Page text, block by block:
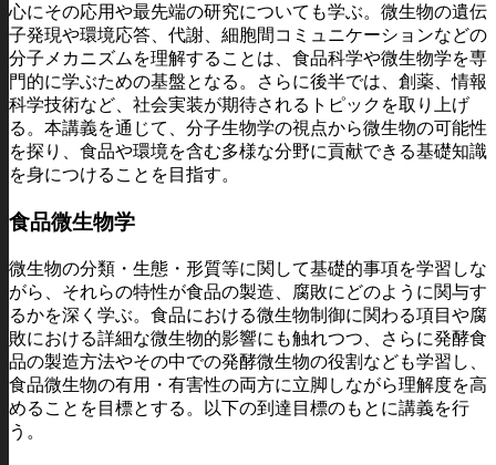
心にその応用や最先端の研究についても学ぶ。微生物の遺伝
子発現や環境応答、代謝、細胞間コミュニケーションなどの
分子メカニズムを理解することは、食品科学や微生物学を専
門的に学ぶための基盤となる。さらに後半では、創薬、情報
科学技術など、社会実装が期待されるトピックを取り上げ
る。本講義を通じて、分子生物学の視点から微生物の可能性
を探り、食品や環境を含む多様な分野に貢献できる基礎知識
を身につけることを目指す。
食品微生物学
微生物の分類・生態・形質等に関して基礎的事項を学習しな
がら、それらの特性が食品の製造、腐敗にどのように関与す
るかを深く学ぶ。食品における微生物制御に関わる項目や腐
敗における詳細な微生物的影響にも触れつつ、さらに発酵食
品の製造方法やその中での発酵微生物の役割なども学習し、
食品微生物の有用・有害性の両方に立脚しながら理解度を高
めることを目標とする。以下の到達目標のもとに講義を行
う。